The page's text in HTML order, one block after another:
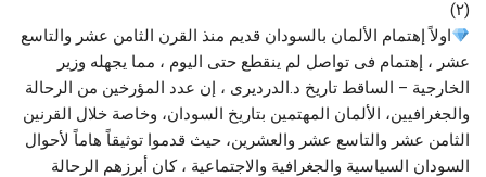
(٢)
اولاً إهتمام الألمان بالسودان قديم منذ القرن الثامن عشر والتاسع
عشر ، إهتمام فى تواصل لم ينقطع حتى اليوم ، مما يجهله وزير
الخارجية – الساقط تاريخ د.الدرديرى ، إن عدد المؤرخين من الرحالة
والجغرافيين، الألمان المهتمين بتاريخ السودان، وخاصة خلال القرنين
الثامن عشر والتاسع عشر والعشرين، حيث قدموا توثيقاً هاماً لأحوال
السودان السياسية والجغرافية والاجتماعية ، كان أبرزهم الرحالة